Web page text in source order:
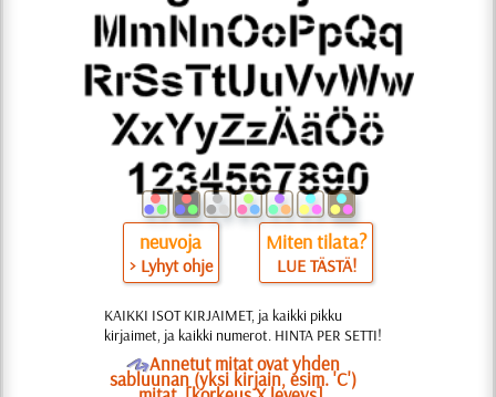
neuvoja
> Lyhyt ohje
Miten tilata?
LUE TÄSTÄ!
KAIKKI ISOT KIRJAIMET, ja kaikki pikku
kirjaimet, ja kaikki numerot. HINTA PER SETTI!
OAnnetut mitat ovat yhden
sabluunan (yksi kirjain, esim. 'C')